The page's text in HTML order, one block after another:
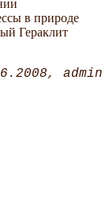
в природе
Гераклит
admin